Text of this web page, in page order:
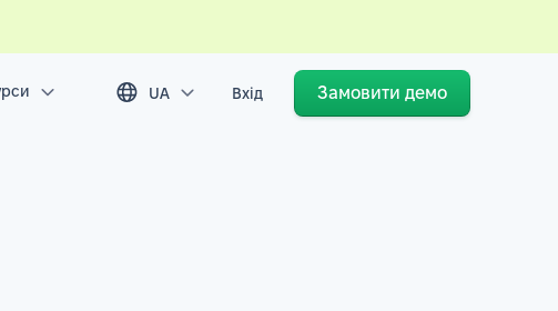
UA Вхід Замовити демо